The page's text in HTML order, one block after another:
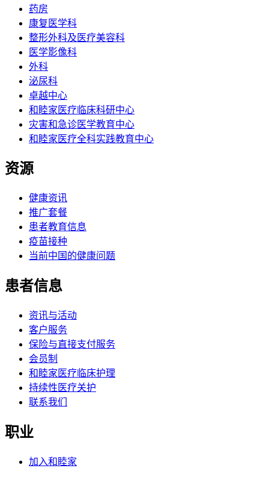
药房
康复医学科
整形外科及医疗美容科
医学影像科
外科
泌尿科
卓越中心
和睦家医疗临床科研中心
灾害和急诊医学教育中心
和睦家医疗全科实践教育中心
资源
健康资讯
推广套餐
患者教育信息
疫苗接种
当前中国的健康问题
患者信息
资讯与活动
客户服务
保险与直接支付服务
会员制
和睦家医疗临床护理
持续性医疗关护
联系我们
职业
加入和睦家